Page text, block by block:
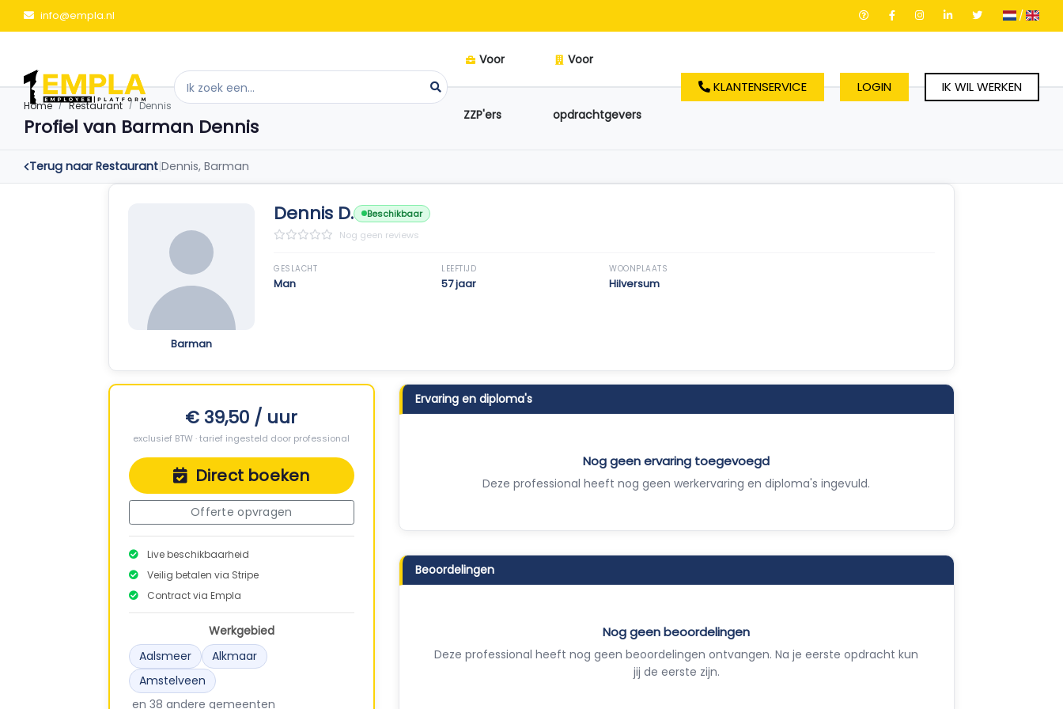
info@empla.nl /
Voor
ZZP'ers
Voor
opdrachtgevers
KLANTENSERVICE LOGIN IK WIL WERKEN
Home Restaurant Dennis
Profiel van Barman Dennis
Terug naar Restaurant|Dennis, Barman
Barman
Dennis D.
Beschikbaar
Nog geen reviews
GESLACHT
Man
LEEFTIJD
57 jaar
WOONPLAATS
Hilversum
€ 39,50 / uur
exclusief BTW · tarief ingesteld door professional
Direct boeken
Offerte opvragen
Live beschikbaarheid
Veilig betalen via Stripe
Contract via Empla
Werkgebied
Aalsmeer
Alkmaar
Amstelveen
en 38 andere gemeenten
Ervaring en diploma's
Nog geen ervaring toegevoegd
Deze professional heeft nog geen werkervaring en diploma's ingevuld.
Beoordelingen
Nog geen beoordelingen
Deze professional heeft nog geen beoordelingen ontvangen. Na je eerste opdracht kun
jij de eerste zijn.